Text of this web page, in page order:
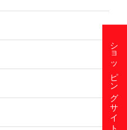
ショッピングサイト